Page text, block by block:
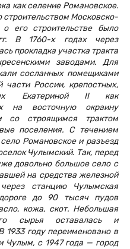
как селение Романовское.
строительством Московско-
его строительстве было
В 1760-х годах через
прокладка участка тракта
заводами. Для
сосланных помещиками
части России, крепостных,
Екатериной II как
на восточную окраину
со строящимся трактом
поселения. С течением
Романовское и разъезд
Чулымский. Так, перед
довольно большое село с
на средства железной
станцию Чулымская
до 90 тысяч пудов
кожа, скот. Небольшая
сырья оставалась и
1933 году переименовано в
Чулым, с 1947 года — город